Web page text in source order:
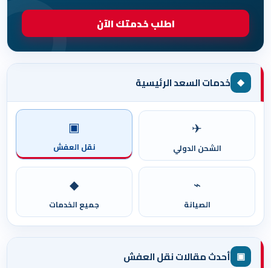
اطلب خدمتك الآن
◆ خدمات السعد الرئيسية
✈
الشحن الدولي
▣
نقل العفش
⌁
الصيانة
◆
جميع الخدمات
▣ أحدث مقالات نقل العفش